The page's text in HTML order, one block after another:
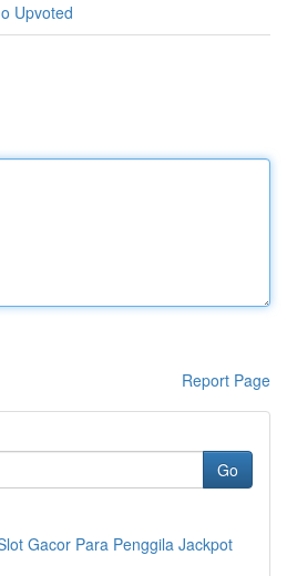
Upvoted
Report Page
Go
Gacor Para Penggila Jackpot